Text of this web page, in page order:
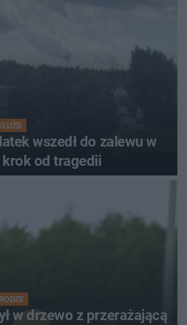
wszedł do zalewu w
krok od tragedii
w drzewo z przerażającą